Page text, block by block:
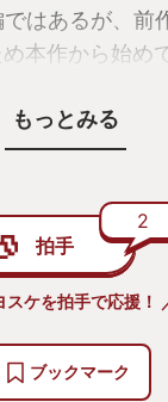
が発売された
いことは全部
いと思うこと
い。シベ超然
けることがで
やりすぎっぷ
茶苦茶なこと
ちゃんと丸く
はあるが、前
本作から始め
に旅をするこ
わけではなく
れるのはあく
的である一方
緒に旅をしてい
もっとみる
拍手
2
スケを拍手で応援！
ブックマーク